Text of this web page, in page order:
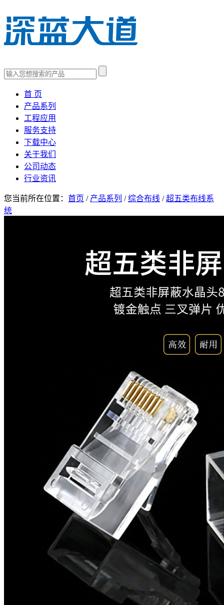
首 页
产品系列
工程应用
服务支持
下载中心
关于我们
公司动态
行业资讯
您当前所在位置： 首页 / 产品系列 /综合布线 /超五类布线系
统